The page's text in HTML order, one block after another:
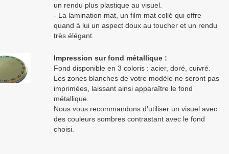
un rendu plus plastique au visuel.
- La lamination mat, un film mat collé qui offre
quand à lui un aspect doux au toucher et un rendu
très élégant.
Impression sur fond métallique :
Fond disponible en 3 coloris : acier, doré, cuivré.
Les zones blanches de votre modèle ne seront pas
imprimées, laissant ainsi apparaître le fond
métallique.
Nous vous recommandons d’utiliser un visuel avec
des couleurs sombres contrastant avec le fond
choisi.